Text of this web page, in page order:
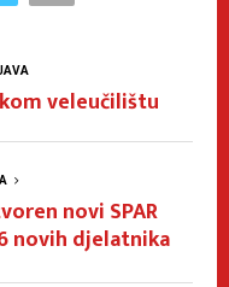
veleučilištu
novi SPAR
novih djelatnika